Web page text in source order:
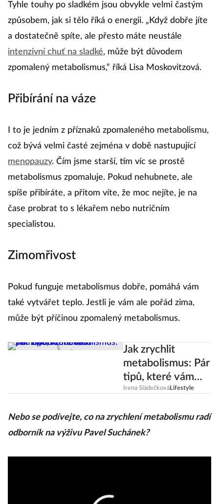
Tyhle touhy po sladkém jsou obvykle velmi častým
způsobem, jak si tělo říká o energii. „Když dobře jíte
a dostatečně spíte, ale přesto máte neustále
intenzivní chuť na sladké, může být důvodem
zpomalený metabolismus,“ říká Lisa Moskovitzová.
Přibírání na váze
I to je jedním z příznaků zpomaleného metabolismu,
což bývá velmi časté zejména v době nastupující
menopauzy. Čím jsme starší, tím víc se prostě
metabolismus zpomaluje. Pokud nehubnete, ale
spíše přibíráte, a přitom víte, že moc nejíte, je na
čase probrat to s lékařem nebo nutričním
specialistou.
Zimomřivost
Pokud funguje metabolismus dobře, pomáhá vám
také vytvářet teplo. Jestli je vám ale pořád zima,
může být příčinou zpomalený metabolismus.
Jak zrychlit
metabolismus: Pár
tipů, které vám
pomohou
Irena SládečkováLifestyle
Nebo se podívejte, co na zrychlení metabolismu radí
odborník na výživu Pavel Suchánek?